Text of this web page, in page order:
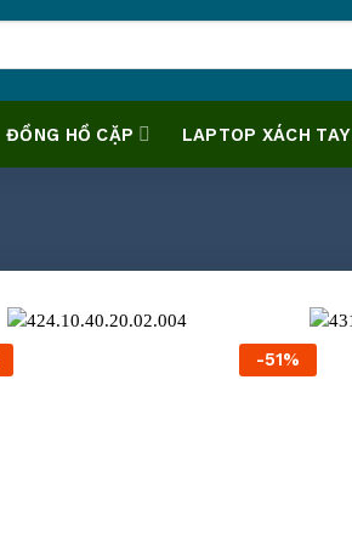
ĐỒNG HỒ CẶP LAPTOP XÁCH TAY
-51%